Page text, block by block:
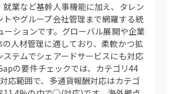
就業など基幹人事機能に加え、タレン
トやグループ会社管理まで網羅する統
ーションです。グローバル展開や企業
の人材管理に適しており、柔軟かつ拡
ステムでシェアードサービスにも対応
の要件チェックでは、カテゴリ44
応範囲で、多通貨報酬対応はカテゴ